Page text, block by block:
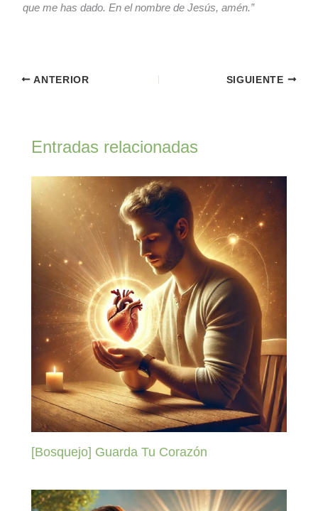
que me has dado. En el nombre de Jesús, amén.”
ANTERIOR SIGUIENTE
Entradas relacionadas
[Bosquejo] Guarda Tu Corazón